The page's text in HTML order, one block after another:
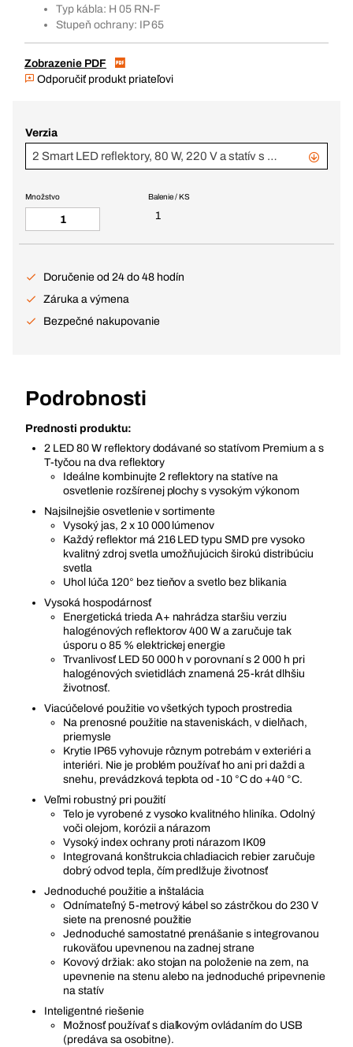
Typ kábla: H 05 RN-F
Stupeň ochrany: IP 65
Zobrazenie PDF
Odporučiť produkt priateľovi
Verzia
2 Smart LED reflektory, 80 W, 220 V a statív s priečnikom
Balenie / KS
1
Množstvo
Doručenie od 24 do 48 hodín
Záruka a výmena
Bezpečné nakupovanie
Podrobnosti
Prednosti produktu:
2 LED 80 W reflektory dodávané so statívom Premium a s
T-tyčou na dva reflektory
Ideálne kombinujte 2 reflektory na statíve na
osvetlenie rozšírenej plochy s vysokým výkonom
Najsilnejšie osvetlenie v sortimente
Vysoký jas, 2 x 10 000 lúmenov
Každý reflektor má 216 LED typu SMD pre vysoko
kvalitný zdroj svetla umožňujúcich širokú distribúciu
svetla
Uhol lúča 120° bez tieňov a svetlo bez blikania
Vysoká hospodárnosť
Energetická trieda A+ nahrádza staršiu verziu
halogénových reflektorov 400 W a zaručuje tak
úsporu o 85 % elektrickej energie
Trvanlivosť LED 50 000 h v porovnaní s 2 000 h pri
halogénových svietidlách znamená 25-krát dlhšiu
životnosť.
Viacúčelové použitie vo všetkých typoch prostredia
Na prenosné použitie na staveniskách, v dielňach,
priemysle
Krytie IP65 vyhovuje rôznym potrebám v exteriéri a
interiéri. Nie je problém používať ho ani pri daždi a
snehu, prevádzková teplota od -10 °C do +40 °C.
Veľmi robustný pri použití
Telo je vyrobené z vysoko kvalitného hliníka. Odolný
voči olejom, korózii a nárazom
Vysoký index ochrany proti nárazom IK09
Integrovaná konštrukcia chladiacich rebier zaručuje
dobrý odvod tepla, čím predlžuje životnosť
Jednoduché použitie a inštalácia
Odnímateľný 5-metrový kábel so zástrčkou do 230 V
siete na prenosné použitie
Jednoduché samostatné prenášanie s integrovanou
rukoväťou upevnenou na zadnej strane
Kovový držiak: ako stojan na položenie na zem, na
upevnenie na stenu alebo na jednoduché pripevnenie
na statív
Inteligentné riešenie
Možnosť používať s diaľkovým ovládaním do USB
(predáva sa osobitne).